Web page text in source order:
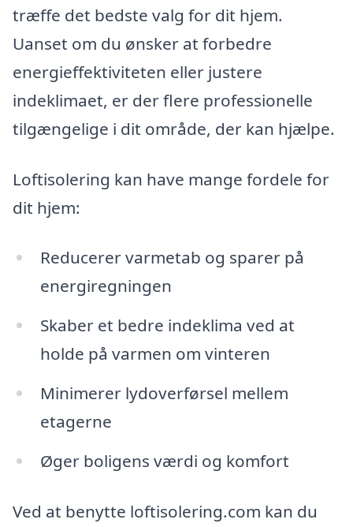
træffe det bedste valg for dit hjem.
Uanset om du ønsker at forbedre
energieffektiviteten eller justere
indeklimaet, er der flere professionelle
tilgængelige i dit område, der kan hjælpe.
Loftisolering kan have mange fordele for
dit hjem:
Reducerer varmetab og sparer på
energiregningen
Skaber et bedre indeklima ved at
holde på varmen om vinteren
Minimerer lydoverførsel mellem
etagerne
Øger boligens værdi og komfort
Ved at benytte loftisolering.com kan du